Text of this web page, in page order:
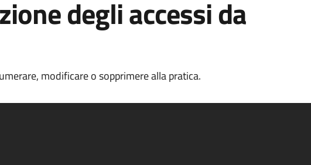
degli accessi da
modificare o sopprimere alla pratica.